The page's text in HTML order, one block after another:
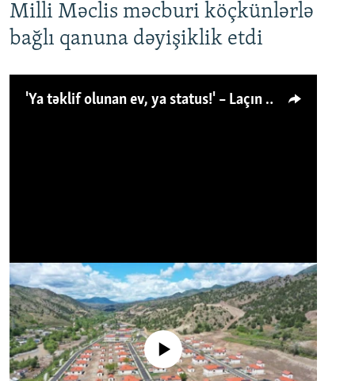
Milli Məclis məcburi köçkünlərlə
bağlı qanuna dəyişiklik etdi
'Ya təklif olunan ev, ya status!' – Laçın köçkünü: 'Laçından başqa heç hara!'
No media source currently available